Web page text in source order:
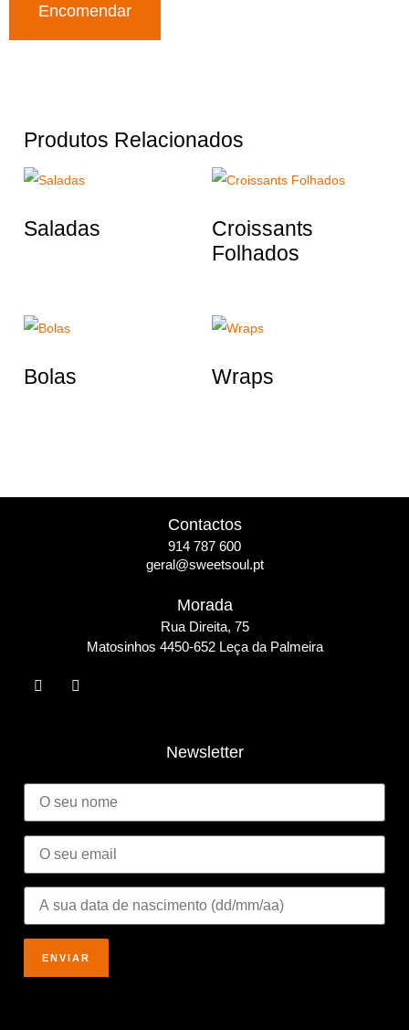
Encomendar
Produtos Relacionados
Saladas
Croissants
Folhados
Bolas Wraps
Contactos
914 787 600
geral@sweetsoul.pt
Morada
Rua Direita, 75
Matosinhos 4450-652 Leça da Palmeira
Newsletter